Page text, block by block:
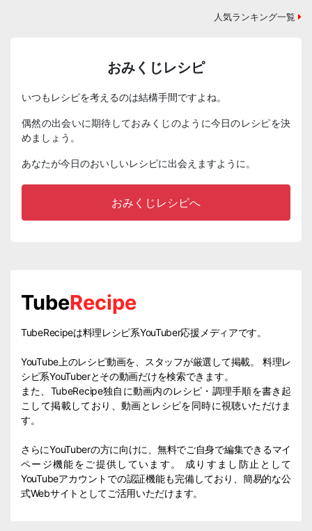
人気ランキング一覧
おみくじレシピ
いつもレシピを考えるのは結構手間ですよね。
偶然の出会いに期待しておみくじのように今日のレシピを決
めましょう。
あなたが今日のおいしいレシピに出会えますように。
おみくじレシピへ
TubeRecipe
TubeRecipeは料理レシピ系YouTuber応援メディアです。
YouTube上のレシピ動画を、スタッフが厳選して掲載。 料理レ
シピ系YouTuberとその動画だけを検索できます。
また、TubeRecipe独自に動画内のレシピ・調理手順を書き起
こして掲載しており、動画とレシピを同時に視聴いただけま
す。
さらにYouTuberの方に向けに、無料でご自身で編集できるマイ
ページ機能をご提供しています。 成りすまし防止として
YouTubeアカウントでの認証機能も完備しており、簡易的な公
式Webサイトとしてご活用いただけます。